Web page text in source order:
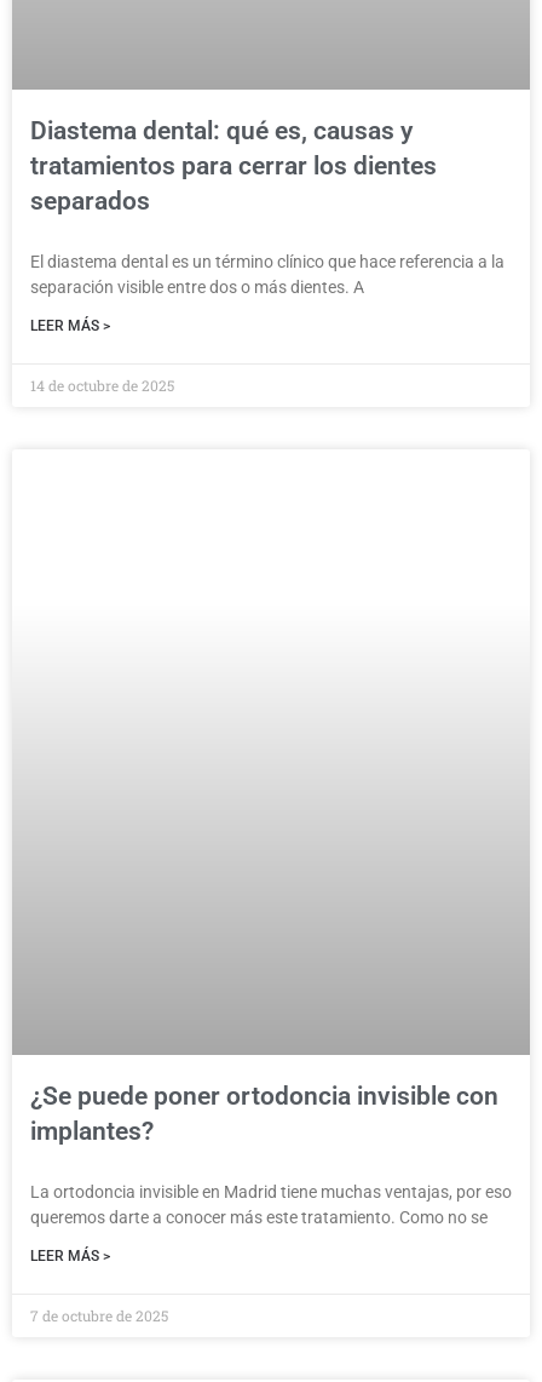
Diastema dental: qué es, causas y
tratamientos para cerrar los dientes
separados
El diastema dental es un término clínico que hace referencia a la
separación visible entre dos o más dientes. A
LEER MÁS >
14 de octubre de 2025
¿Se puede poner ortodoncia invisible con
implantes?
La ortodoncia invisible en Madrid tiene muchas ventajas, por eso
queremos darte a conocer más este tratamiento. Como no se
LEER MÁS >
7 de octubre de 2025